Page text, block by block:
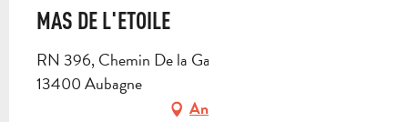
MAS DE L'ETOILE
RN 396, Chemin De la Gauthière, Pont de l'étoile,
13400 Aubagne
Anfahrt